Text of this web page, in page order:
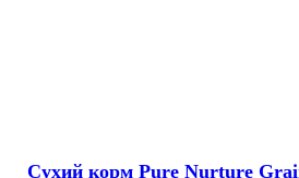
Сухий корм Pure Nurture